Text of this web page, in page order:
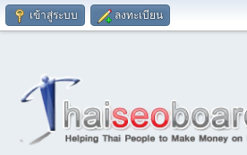
เข้าสู่ระบบ ลงทะเบียน